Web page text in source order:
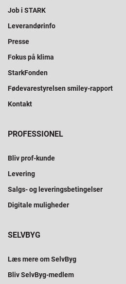
Job i STARK
Leverandørinfo
Presse
Fokus på klima
StarkFonden
Fødevarestyrelsen smiley-rapport
Kontakt
PROFESSIONEL
Bliv prof-kunde
Levering
Salgs- og leveringsbetingelser
Digitale muligheder
SELVBYG
Læs mere om SelvByg
Bliv SelvByg-medlem